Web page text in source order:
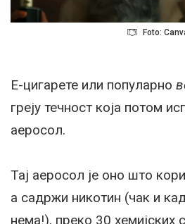
Foto:
Е-цигарете или популарно
греју течност која потом
аеросол.
Тај аеросол је оно што
а садржи никотин (чак и
нема!), преко 30 хемијских